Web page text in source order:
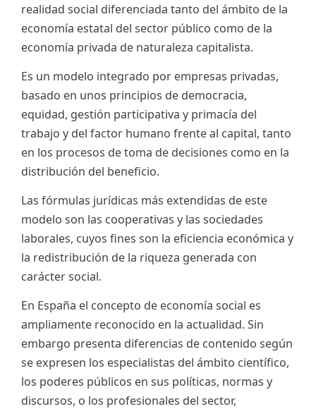
realidad social diferenciada tanto del ámbito de la
economía estatal del sector público como de la
economía privada de naturaleza capitalista.
Es un modelo integrado por empresas privadas,
basado en unos principios de democracia,
equidad, gestión participativa y primacía del
trabajo y del factor humano frente al capital, tanto
en los procesos de toma de decisiones como en la
distribución del beneficio.
Las fórmulas jurídicas más extendidas de este
modelo son las cooperativas y las sociedades
laborales, cuyos fines son la eficiencia económica y
la redistribución de la riqueza generada con
carácter social.
En España el concepto de economía social es
ampliamente reconocido en la actualidad. Sin
embargo presenta diferencias de contenido según
se expresen los especialistas del ámbito científico,
los poderes públicos en sus políticas, normas y
discursos, o los profesionales del sector,